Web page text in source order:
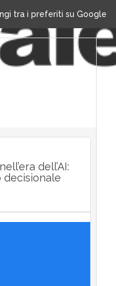
tra i preferiti su Google
dell’AI:
decisionale